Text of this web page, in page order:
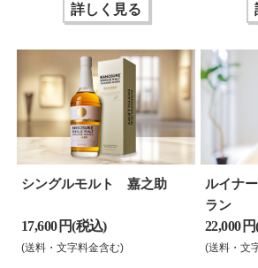
詳しく見る
シングルモルト 嘉之助
17,600 円(税込)
(送料・文字料金含む)
ルイナ
ラン
22,000
(送料・文